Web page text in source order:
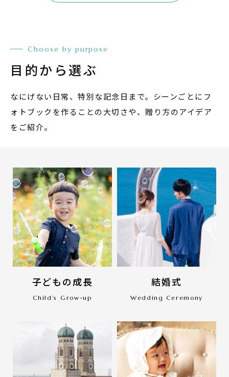
Choose by purpose
目的から選ぶ
なにげない日常、特別な記念日まで。 シーンごとにフ
ォトブックを作ることの大切さや、贈り方のアイデア
をご紹介。
子どもの成長
Child’s Grow-up
結婚式
Wedding Ceremony